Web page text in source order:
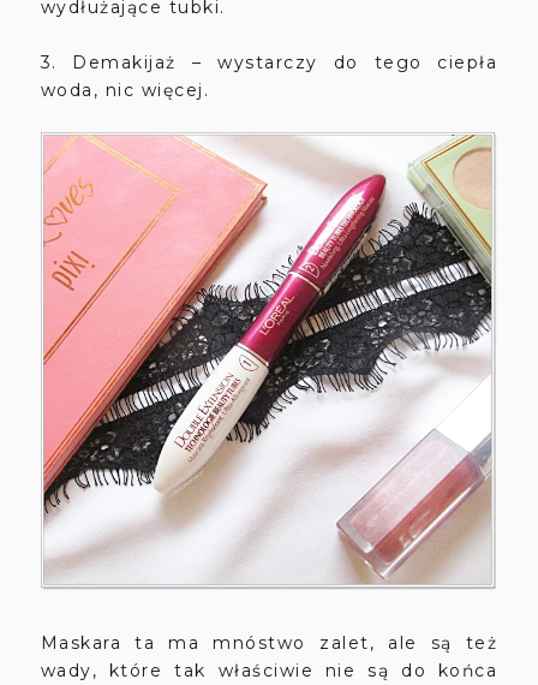
wydłużające tubki.
3. Demakijaż – wystarczy do tego ciepła
woda, nic więcej.
Maskara ta ma mnóstwo zalet, ale są też
wady, które tak właściwie nie są do końca